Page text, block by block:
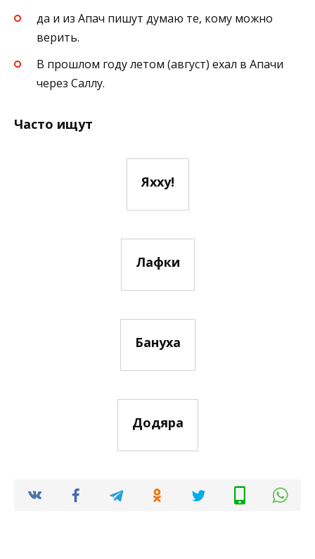
да и из Апач пишут думаю те, кому можно
верить.
В прошлом году летом (август) ехал в Апачи
через Саллу.
Часто ищут
Яхху!
Лафки
Бануха
Додяра